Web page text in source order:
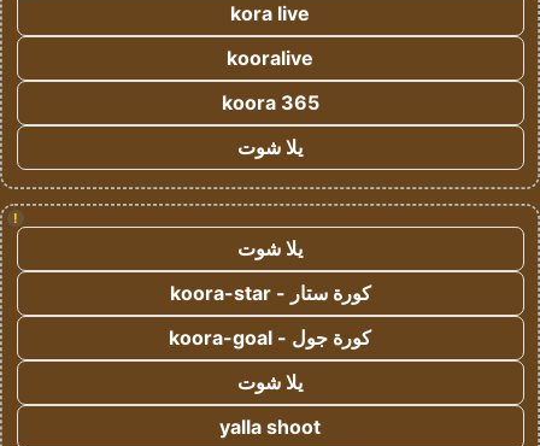
kora live
kooralive
koora 365
يلا شوت
!
يلا شوت
كورة ستار - koora-star
كورة جول - koora-goal
يلا شوت
yalla shoot